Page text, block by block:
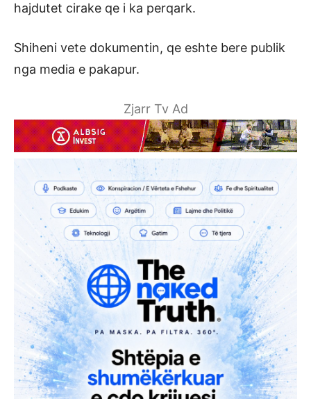
hajdutet cirake qe i ka perqark.
Shiheni vete dokumentin, qe eshte bere publik
nga media e pakapur.
Zjarr Tv Ad